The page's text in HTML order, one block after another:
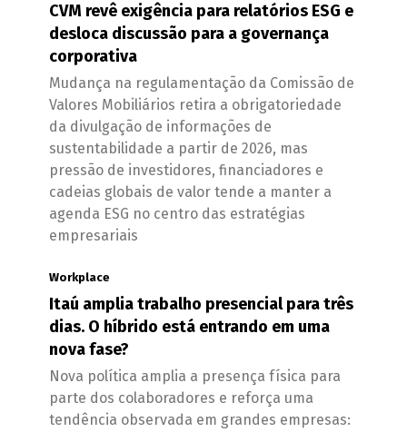
CVM revê exigência para relatórios ESG e
desloca discussão para a governança
corporativa
Mudança na regulamentação da Comissão de
Valores Mobiliários retira a obrigatoriedade
da divulgação de informações de
sustentabilidade a partir de 2026, mas
pressão de investidores, financiadores e
cadeias globais de valor tende a manter a
agenda ESG no centro das estratégias
empresariais
Workplace
Itaú amplia trabalho presencial para três
dias. O híbrido está entrando em uma
nova fase?
Nova política amplia a presença física para
parte dos colaboradores e reforça uma
tendência observada em grandes empresas: